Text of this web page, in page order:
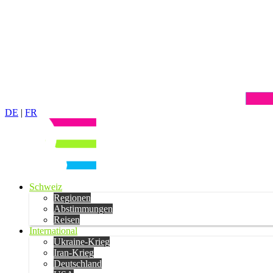
DE | FR
Schweiz
Regionen
Abstimmungen
Reisen
International
Ukraine-Krieg
Iran-Krieg
Deutschland